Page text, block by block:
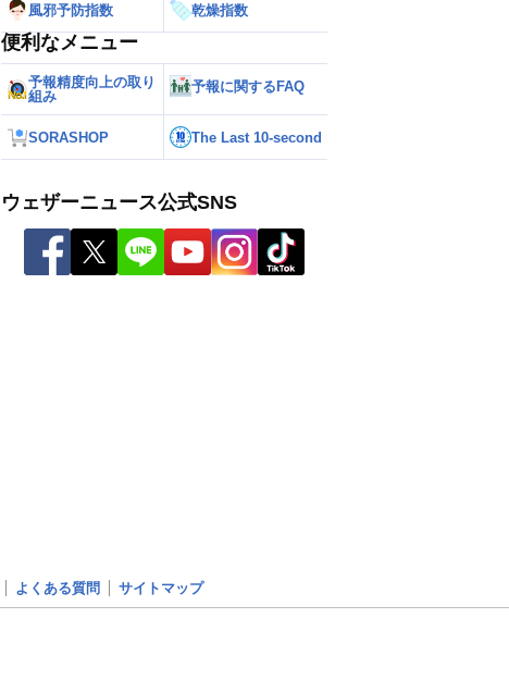
風邪予防指数 乾燥指数
便利なメニュー
予報精度向上の取り
組み
予報に関するFAQ
SORASHOP The Last 10-second
ウェザーニュース公式SNS
よくある質問 サイトマップ